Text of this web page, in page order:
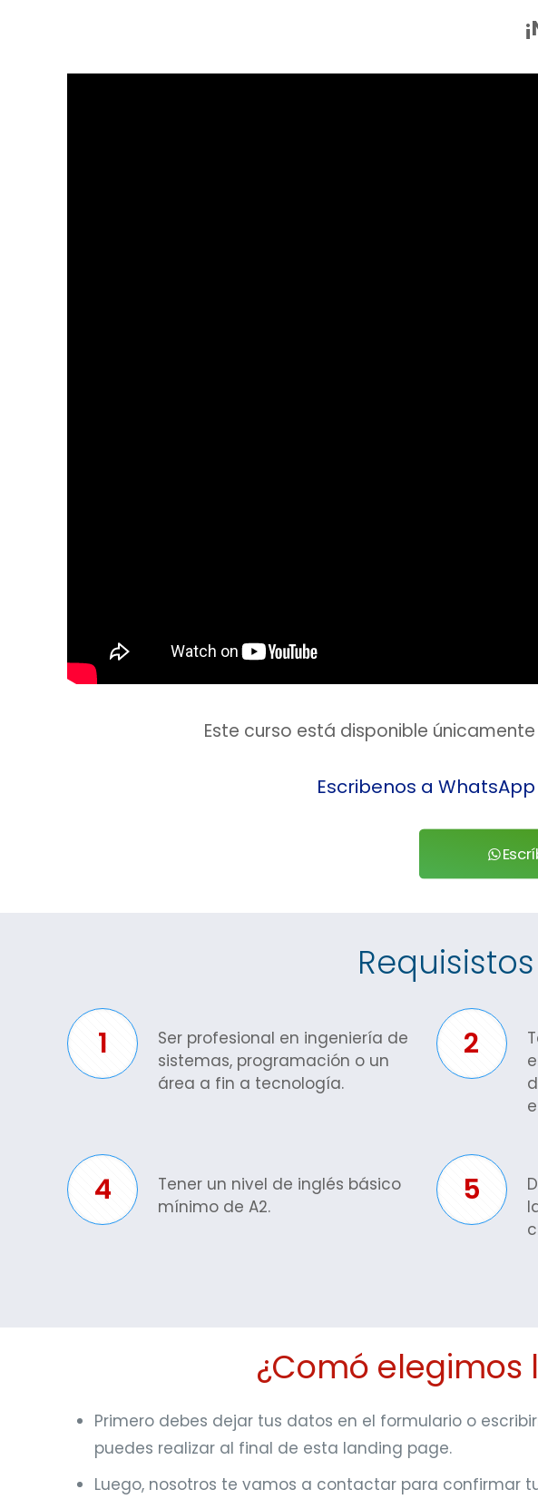
Este curso está disponible únicamente
Escribenos a
1
Ser profesional en ingeniería de
sistemas, programación o un
área a fin a tecnología.
2
4
Tener un nivel de inglés básico
mínimo de A2.
5
¿Comó
Primero debes dejar tus datos en el formulario o
puedes realizar al final de esta landing page.
Luego, nosotros te vamos a contactar para confirmar